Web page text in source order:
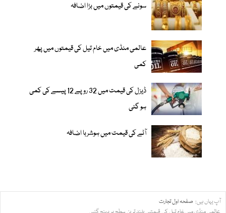
سونے کی قیمتوں میں بڑا اضافہ
عالمی منڈی میں خام تیل کی قیمتوں میں پھر
کمی
ڈیزل کی قیمت میں 32 روپے 12 پیسے کی کمی
ہو گئی
آٹے کی قیمت میں ہوشربا اضافہ
آپ یہاں ہیں: صفحہ اولتجارت